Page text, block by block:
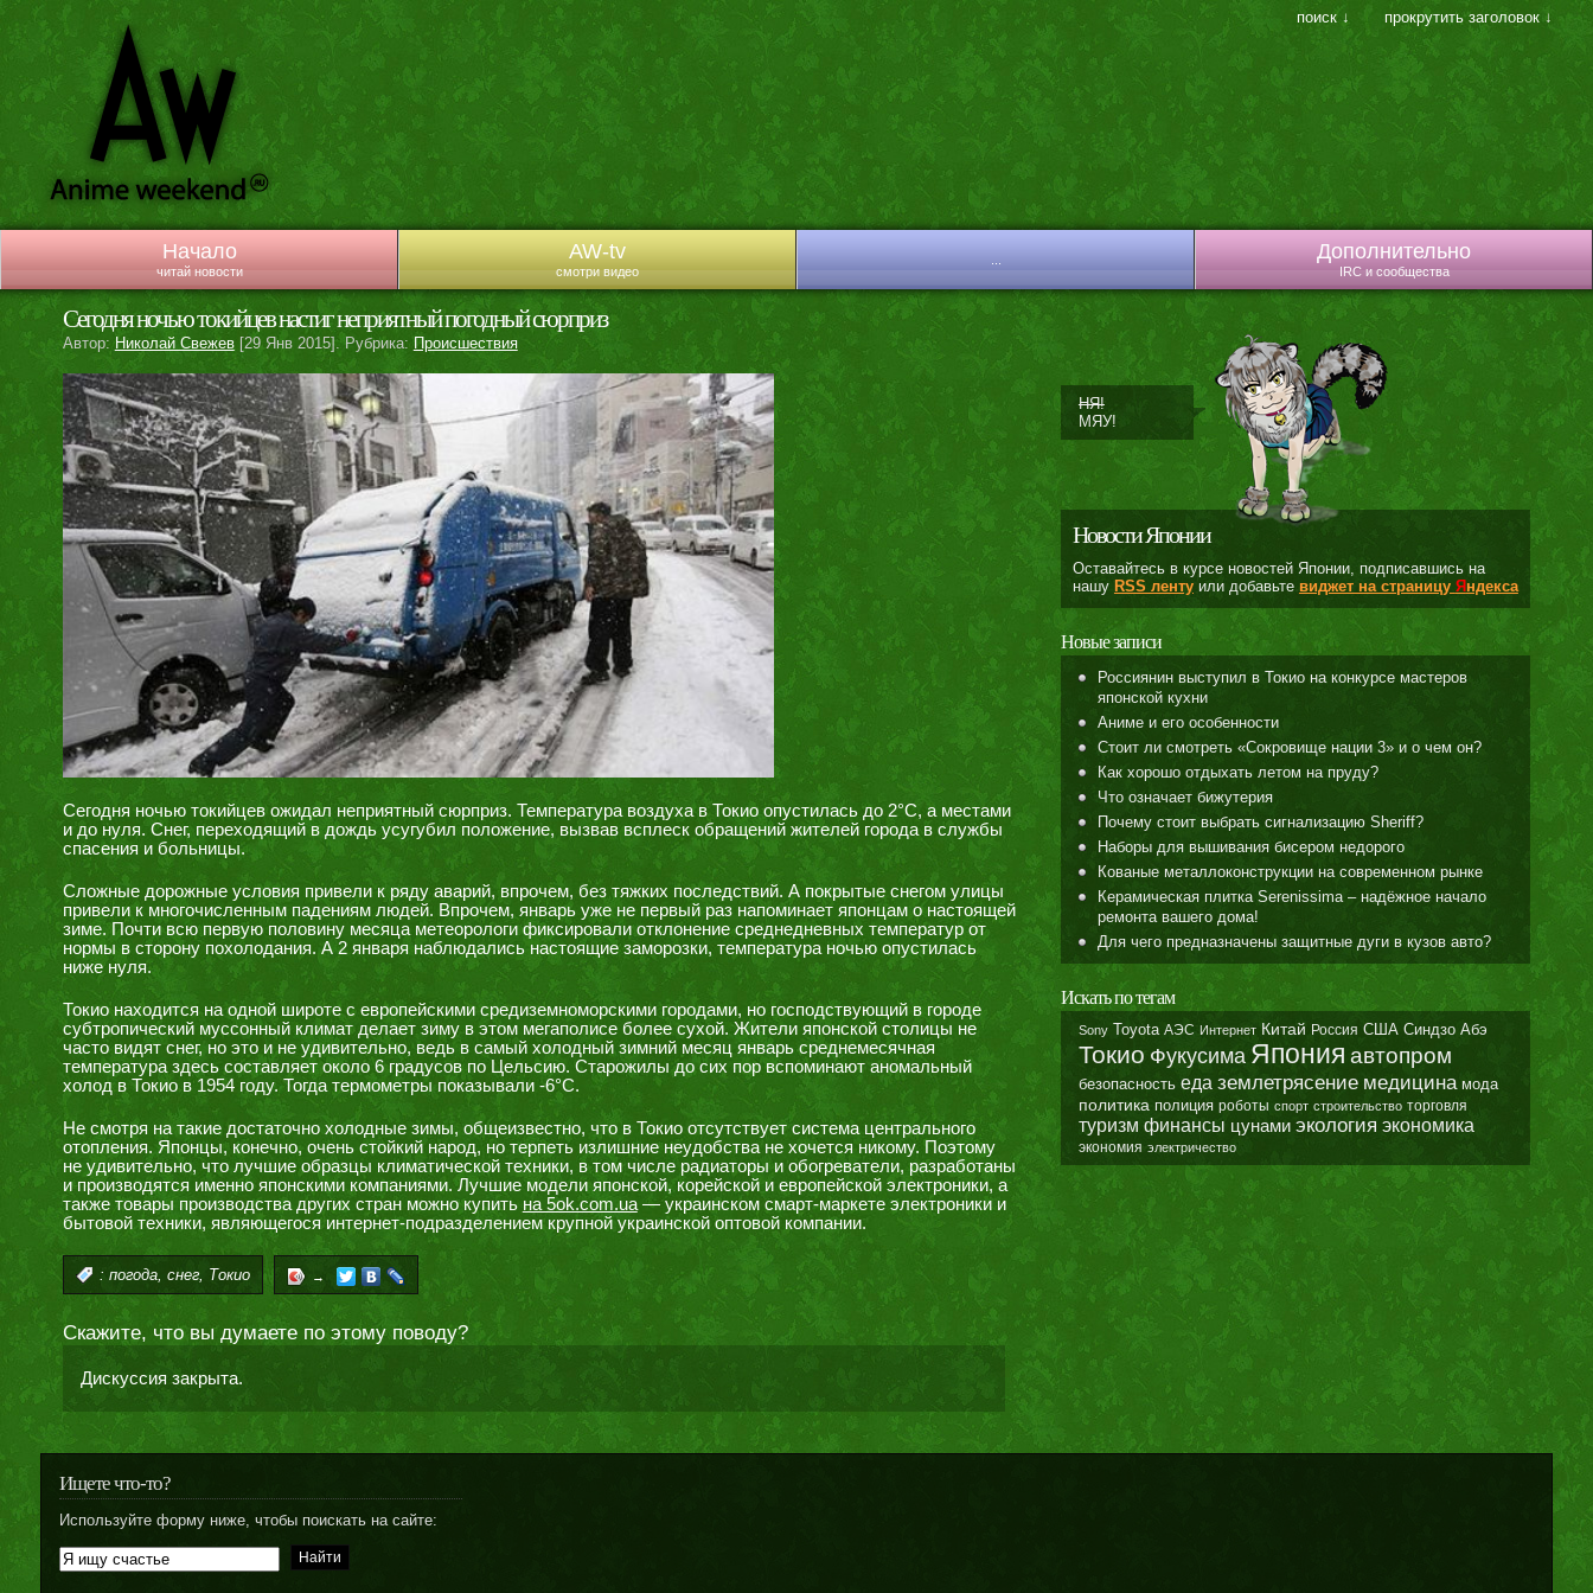
Начало
читай новости
AW-tv
смотри видео
Дополнительно
IRC и сообщества
поиск ↓ прокрутить заголовок ↓
Сегодня ночью токийцев настиг неприятный погодный сюрприз
Автор: Николай Свежев[29 Янв 2015]. Рубрика: Происшествия
Сегодня ночью токийцев ожидал неприятный сюрприз. Температура воздуха в Токио опустилась до 2°С, а местами
и до нуля. Снег, переходящий в дождь усугубил положение, вызвав всплеск обращений жителей города в службы
спасения и больницы.
Сложные дорожные условия привели к ряду аварий, впрочем, без тяжких последствий. А покрытые снегом улицы
привели к многочисленным падениям людей. Впрочем, январь уже не первый раз напоминает японцам о настоящей
зиме. Почти всю первую половину месяца метеорологи фиксировали отклонение среднедневных температур от
нормы в сторону похолодания. А 2 января наблюдались настоящие заморозки, температура ночью опустилась
ниже нуля.
Токио находится на одной широте с европейскими средиземноморскими городами, но господствующий в городе
субтропический муссонный климат делает зиму в этом мегаполисе более сухой. Жители японской столицы не
часто видят снег, но это и не удивительно, ведь в самый холодный зимний месяц январь среднемесячная
температура здесь составляет около 6 градусов по Цельсию. Старожилы до сих пор вспоминают аномальный
холод в Токио в 1954 году. Тогда термометры показывали -6°С.
Не смотря на такие достаточно холодные зимы, общеизвестно, что в Токио отсутствует система центрального
отопления. Японцы, конечно, очень стойкий народ, но терпеть излишние неудобства не хочется никому. Поэтому
не удивительно, что лучшие образцы климатической техники, в том числе радиаторы и обогреватели, разработаны
и производятся именно японскими компаниями. Лучшие модели японской, корейской и европейской электроники, а
также товары производства других стран можно купить на 5ok.com.ua— украинском смарт-маркете электроники и
бытовой техники, являющегося интернет-подразделением крупной украинской оптовой компании.
: погода, снег, Токио →
Скажите, что вы думаете по этому поводу?
Дискуссия закрыта.
НЯ!
МЯУ!
Новости Японии
Оставайтесь в курсе новостей Японии, подписавшись на
нашу RSS лентуили добавьте виджет на страницу Яндекса
Новые записи
Россиянин выступил в Токио на конкурсе мастеров
японской кухни
Аниме и его особенности
Стоит ли смотреть «Сокровище нации 3» и о чем он?
Как хорошо отдыхать летом на пруду?
Что означает бижутерия
Почему стоит выбрать сигнализацию Sheriff?
Наборы для вышивания бисером недорого
Кованые металлоконструкции на современном рынке
Керамическая плитка Serenissima – надёжное начало
ремонта вашего дома!
Для чего предназначены защитные дуги в кузов авто?
Искать по тегам
Sony Toyota АЭС Интернет Китай Россия США Синдзо Абэ
Токио Фукусима Япония автопром
безопасность еда землетрясение медицина мода
политика полиция роботы спорт строительство торговля
туризм финансы цунами экология экономика
экономия электричество
Ищете что-то?
Используйте форму ниже, чтобы поискать на сайте: